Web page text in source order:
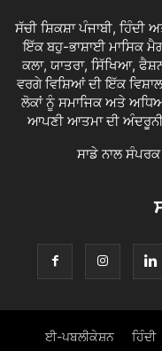
ਸੱਚੀ ਸ਼ਿਕਸ਼ਾ ਪੰਜਾਬੀ, ਹਿੰਦੀ
ਇੱਕ ਬਹੁ-ਭਾਸ਼ਾਈ ਮਾਸਿਕ
ਕਲਾ, ਯਾਤਰਾ, ਸਿੱਖਿਆ,
ਵਰਗੇ ਵਿਸ਼ਿਆਂ ਦੀ ਇੱਕ
ਲੋਕਾਂ ਨੂੰ ਸਮਾਜਿਕ ਅਤੇ
ਆਪਣੀ ਆਤਮਾ ਦੀ
ਸਾਡੇ ਨਾਲ
ਈ-ਪਬਲੀਕੇਸ਼ਨ ਹਿੰਦੀ